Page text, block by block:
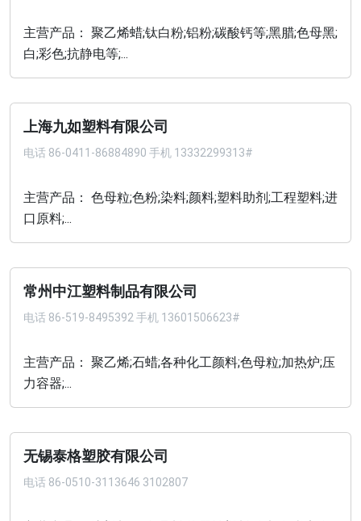
主营产品： 聚乙烯蜡;钛白粉;铝粉;碳酸钙等;黑腊;色母黑;
白;彩色;抗静电等;...
上海九如塑料有限公司
电话 86-0411-86884890 手机 13332299313#
主营产品： 色母粒;色粉;染料;颜料;塑料助剂;工程塑料;进
口原料;...
常州中江塑料制品有限公司
电话 86-519-8495392 手机 13601506623#
主营产品： 聚乙烯;石蜡;各种化工颜料;色母粒;加热炉;压
力容器;...
无锡泰格塑胶有限公司
电话 86-0510-3113646 3102807